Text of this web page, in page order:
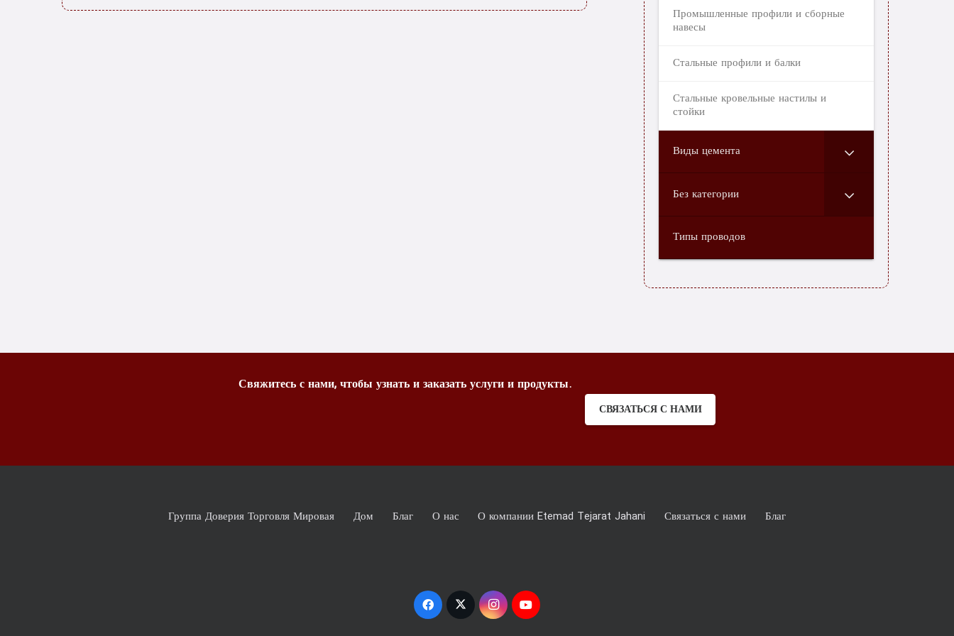
Промышленные профили и сборные
навесы
Стальные профили и балки
Стальные кровельные настилы и
стойки
Виды цемента
Без категории
Типы проводов
Свяжитесь с нами, чтобы узнать и заказать услуги и продукты.
СВЯЗАТЬСЯ С НАМИ
Группа Доверия Торговля Мировая Дом Благ О нас О компании Etemad Tejarat Jahani Связаться с нами Благ